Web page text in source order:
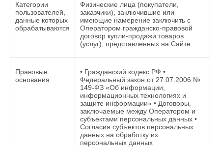
Категории
пользователей,
данные которых
обрабатываются
Физические лица (покупатели,
заказчики), заключившие или
имеющие намерение заключить с
Оператором гражданско-правовой
договор купли-продажи товаров
(услуг), представленных на Сайте.
Правовые
основания
• Гражданский кодекс РФ •
Федеральный закон от 27.07.2006 №
149-ФЗ «Об информации,
информационных технологиях и
защите информации» • Договоры,
заключаемые между Оператором и
субъектами персональных данных •
Согласия субъектов персональных
данных на обработку их
персональных данных